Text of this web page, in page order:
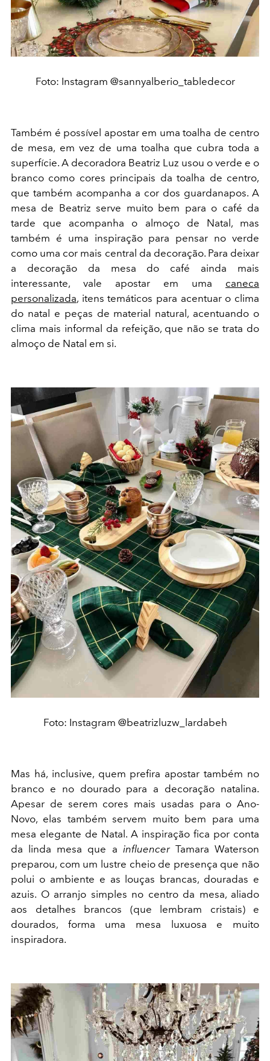
Foto: Instagram @sannyalberio_tabledecor
Também é possível apostar em uma toalha de centro
de mesa, em vez de uma toalha que cubra toda a
superfície. A decoradora Beatriz Luz usou o verde e o
branco como cores principais da toalha de centro,
que também acompanha a cor dos guardanapos. A
mesa de Beatriz serve muito bem para o café da
tarde que acompanha o almoço de Natal, mas
também é uma inspiração para pensar no verde
como uma cor mais central da decoração. Para deixar
a decoração da mesa do café ainda mais
interessante, vale apostar em uma caneca
personalizada, itens temáticos para acentuar o clima
do natal e peças de material natural, acentuando o
clima mais informal da refeição, que não se trata do
almoço de Natal em si.
Foto: Instagram @beatrizluzw_lardabeh
Mas há, inclusive, quem prefira apostar também no
branco e no dourado para a decoração natalina.
Apesar de serem cores mais usadas para o Ano-
Novo, elas também servem muito bem para uma
mesa elegante de Natal. A inspiração fica por conta
da linda mesa que a influencerTamara Waterson
preparou, com um lustre cheio de presença que não
polui o ambiente e as louças brancas, douradas e
azuis. O arranjo simples no centro da mesa, aliado
aos detalhes brancos (que lembram cristais) e
dourados, forma uma mesa luxuosa e muito
inspiradora.